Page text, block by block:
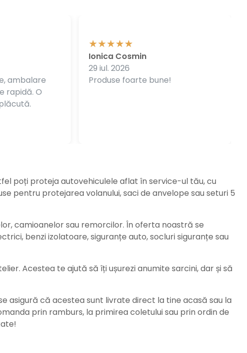
ambalare
rapidă. O
Produse foarte bune!
Ionica Cosmin
29 iul. 2026
poți proteja autovehiculele aflat în service-ul tău, cu
pentru protejarea volanului, saci de anvelope sau seturi 5
camioanelor sau remorcilor. În oferta noastră se
benzi izolatoare, siguranțe auto, socluri siguranțe sau
Acestea te ajută să îți ușurezi anumite sarcini, dar și să
asigură că acestea sunt livrate direct la tine acasă sau la
prin ramburs, la primirea coletului sau prin ordin de